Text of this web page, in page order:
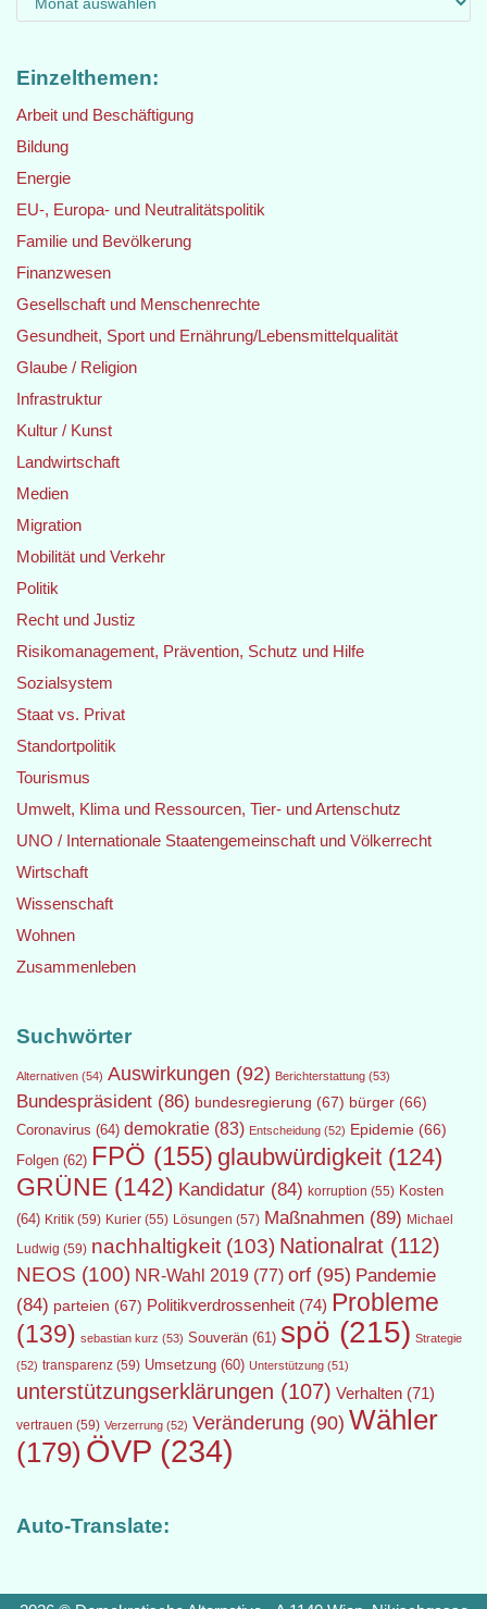
Einzelthemen:
Arbeit und Beschäftigung
Bildung
Energie
EU-, Europa- und Neutralitätspolitik
Familie und Bevölkerung
Finanzwesen
Gesellschaft und Menschenrechte
Gesundheit, Sport und Ernährung/Lebensmittelqualität
Glaube / Religion
Infrastruktur
Kultur / Kunst
Landwirtschaft
Medien
Migration
Mobilität und Verkehr
Politik
Recht und Justiz
Risikomanagement, Prävention, Schutz und Hilfe
Sozialsystem
Staat vs. Privat
Standortpolitik
Tourismus
Umwelt, Klima und Ressourcen, Tier- und Artenschutz
UNO / Internationale Staatengemeinschaft und Völkerrecht
Wirtschaft
Wissenschaft
Wohnen
Zusammenleben
Suchwörter
Alternativen (54) Auswirkungen (92) Berichterstattung (53)
Bundespräsident (86) bundesregierung (67) bürger (66)
Coronavirus (64) demokratie (83) Entscheidung (52) Epidemie (66)
Folgen (62) FPÖ (155) glaubwürdigkeit (124)
GRÜNE (142) Kandidatur (84) korruption (55) Kosten
(64) Kritik (59) Kurier (55) Lösungen (57) Maßnahmen (89) Michael
Ludwig (59) nachhaltigkeit (103) Nationalrat (112)
NEOS (100) NR-Wahl 2019 (77) orf (95) Pandemie
(84) parteien (67) Politikverdrossenheit (74) Probleme
(139) sebastian kurz (53) Souverän (61) spö (215) Strategie
(52) transparenz (59) Umsetzung (60) Unterstützung (51)
unterstützungserklärungen (107) Verhalten (71)
vertrauen (59) Verzerrung (52) Veränderung (90) Wähler
(179) ÖVP (234)
Auto-Translate: